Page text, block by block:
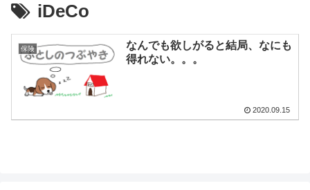
iDeCo
保険
なんでも欲しがると結局、なにも
得れない。。。
2020.09.15